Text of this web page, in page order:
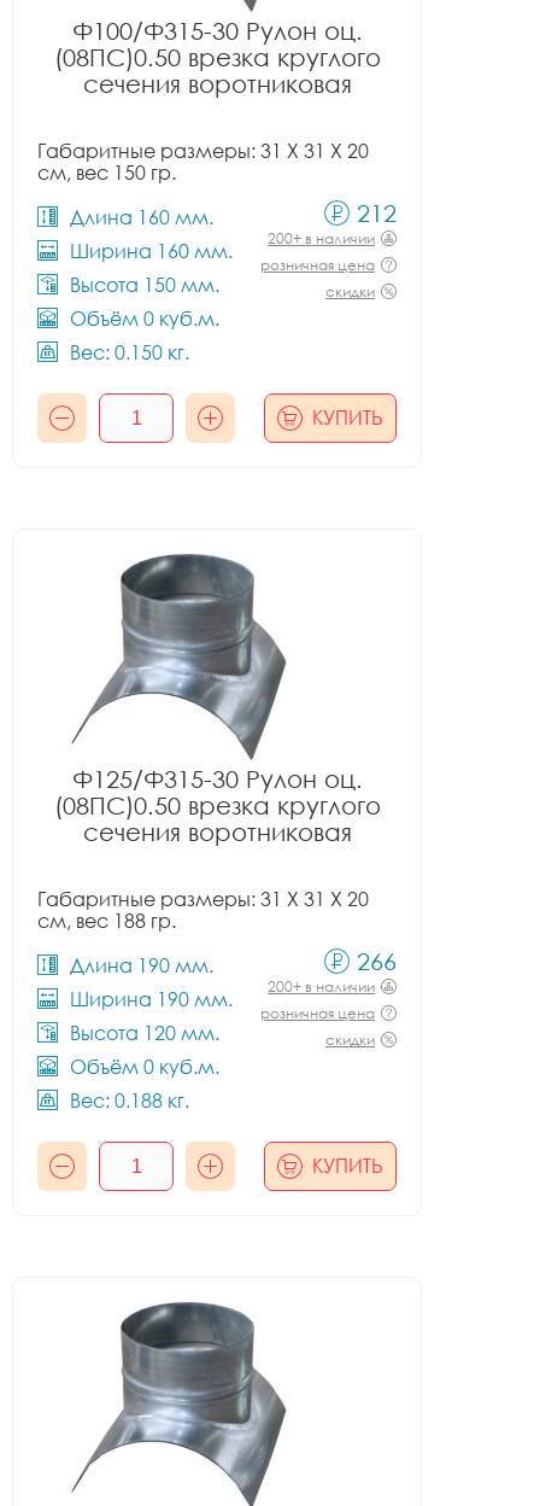
Ф100/Ф315-30 Рулон оц.
(08ПС)0.50 врезка круглого
сечения воротниковая
Габаритные размеры: 31 X 31 X 20
см, вес 150 гр.
Длина 160 мм.
Ширина 160 мм.
Высота 150 мм.
Объём 0 куб.м.
Вес: 0.150 кг.
212
200+ в наличии
розничная цена
скидки
КУПИТЬ
Ф125/Ф315-30 Рулон оц.
(08ПС)0.50 врезка круглого
сечения воротниковая
Габаритные размеры: 31 X 31 X 20
см, вес 188 гр.
Длина 190 мм.
Ширина 190 мм.
Высота 120 мм.
Объём 0 куб.м.
Вес: 0.188 кг.
266
200+ в наличии
розничная цена
скидки
КУПИТЬ